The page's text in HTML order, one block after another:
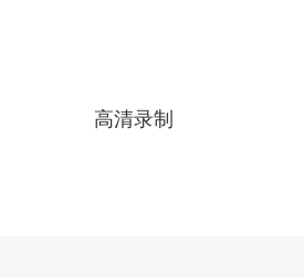
高清录制